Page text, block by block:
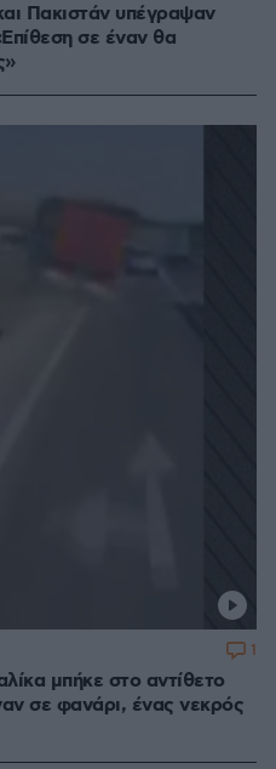
Πακιστάν υπέγραψαν
σε έναν θα
μπήκε στο αντίθετο
σε φανάρι, ένας νεκρός
1